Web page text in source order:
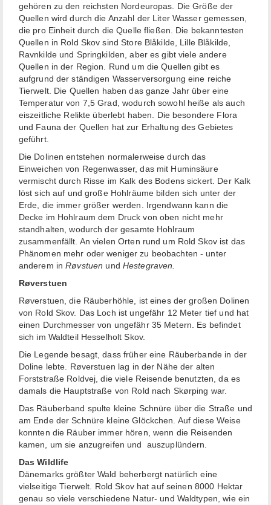
gehören zu den reichsten Nordeuropas. Die Größe der
Quellen wird durch die Anzahl der Liter Wasser gemessen,
die pro Einheit durch die Quelle fließen. Die bekanntesten
Quellen in Rold Skov sind Store Blåkilde, Lille Blåkilde,
Ravnkilde und Springkilden, aber es gibt viele andere
Quellen in der Region. Rund um die Quellen gibt es
aufgrund der ständigen Wasserversorgung eine reiche
Tierwelt. Die Quellen haben das ganze Jahr über eine
Temperatur von 7,5 Grad, wodurch sowohl heiße als auch
eiszeitliche Relikte überlebt haben. Die besondere Flora
und Fauna der Quellen hat zur Erhaltung des Gebietes
geführt.
Die Dolinen entstehen normalerweise durch das
Einweichen von Regenwasser, das mit Huminsäure
vermischt durch Risse im Kalk des Bodens sickert. Der Kalk
löst sich auf und große Hohlräume bilden sich unter der
Erde, die immer größer werden. Irgendwann kann die
Decke im Hohlraum dem Druck von oben nicht mehr
standhalten, wodurch der gesamte Hohlraum
zusammenfällt. An vielen Orten rund um Rold Skov ist das
Phänomen mehr oder weniger zu beobachten - unter
anderem inRøvstuen und Hestegraven.
Røverstuen
Røverstuen, die Räuberhöhle, ist eines der großen Dolinen
von Rold Skov. Das Loch ist ungefähr 12 Meter tief und hat
einen Durchmesser von ungefähr 35 Metern. Es befindet
sich im Waldteil Hesselholt Skov.
Die Legende besagt, dass früher eine Räuberbande in der
Doline lebte. Røverstuen lag in der Nähe der alten
Forststraße Roldvej, die viele Reisende benutzten, da es
damals die Hauptstraße von Rold nach Skørping war.
Das Räuberband spulte kleine Schnüre über die Straße und
am Ende der Schnüre kleine Glöckchen. Auf diese Weise
konnten die Räuber immer hören, wenn die Reisenden
kamen, um sie anzugreifen und auszuplündern.
Das Wildlife
Dänemarks größter Wald beherbergt natürlich eine
vielseitige Tierwelt. Rold Skov hat auf seinen 8000 Hektar
genau so viele verschiedene Natur- und Waldtypen, wie ein